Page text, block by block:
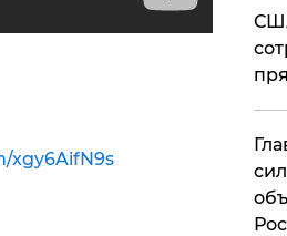
xgy6AifN9s